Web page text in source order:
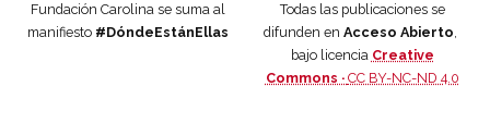
Fundación Carolina se suma al
manifiesto #DóndeEstánEllas
Todas las publicaciones se
difunden en Acceso Abierto,
bajo licencia Creative
Commons · CC BY-NC-ND 4.0